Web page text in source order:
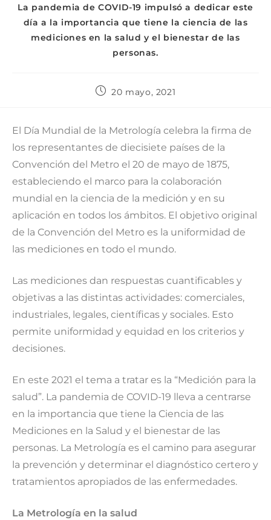
La pandemia de COVID-19 impulsó a dedicar este
día a la importancia que tiene la ciencia de las
mediciones en la salud y el bienestar de las
personas.
20 mayo, 2021
El Día Mundial de la Metrología celebra la firma de
los representantes de diecisiete países de la
Convención del Metro el 20 de mayo de 1875,
estableciendo el marco para la colaboración
mundial en la ciencia de la medición y en su
aplicación en todos los ámbitos. El objetivo original
de la Convención del Metro es la uniformidad de
las mediciones en todo el mundo.
Las mediciones dan respuestas cuantificables y
objetivas a las distintas actividades: comerciales,
industriales, legales, científicas y sociales. Esto
permite uniformidad y equidad en los criterios y
decisiones.
En este 2021 el tema a tratar es la “Medición para la
salud”. La pandemia de COVID-19 lleva a centrarse
en la importancia que tiene la Ciencia de las
Mediciones en la Salud y el bienestar de las
personas. La Metrología es el camino para asegurar
la prevención y determinar el diagnóstico certero y
tratamientos apropiados de las enfermedades.
La Metrología en la salud